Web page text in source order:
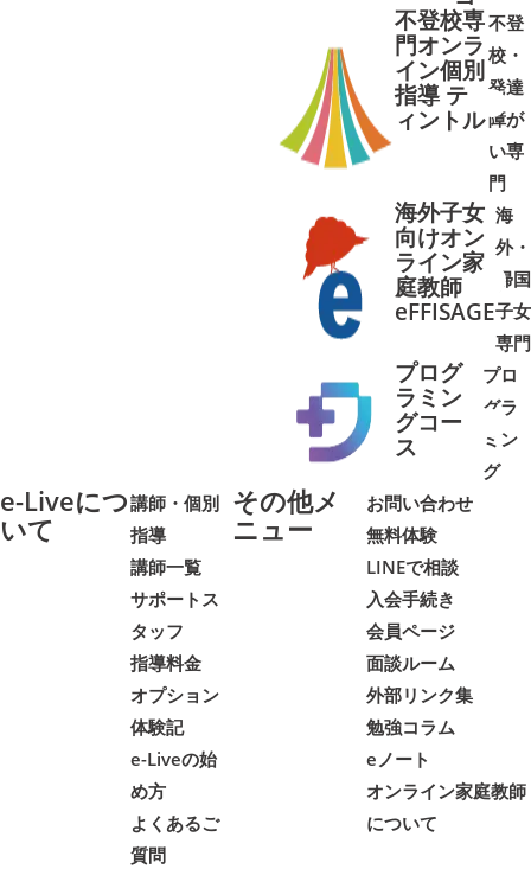
不登校専
門オンラ
イン個別
指導 テ
ィントル
不登
校・
発達
障が
い専
門
➜➜
海外子女
向けオン
ライン家
庭教師
eFFISAGE
海
外・
帰国
子女
専門
➜➜
プログ
ラミン
グコー
ス
プロ
グラ
ミン
グ
➜➜
e-Liveにつ
いて
講師・個別
指導
講師一覧
サポートス
タッフ
指導料金
オプション
体験記
e-Liveの始
め方
よくあるご
質問
その他メ
ニュー
お問い合わせ
無料体験
LINEで相談
入会手続き
会員ページ
面談ルーム
外部リンク集
勉強コラム
eノート
オンライン家庭教師
について